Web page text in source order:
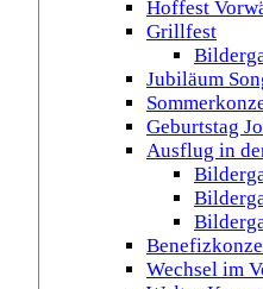
Hoffest
Grillfest
Jubiläum
Geburtstag
Ausflug in
Wechsel im